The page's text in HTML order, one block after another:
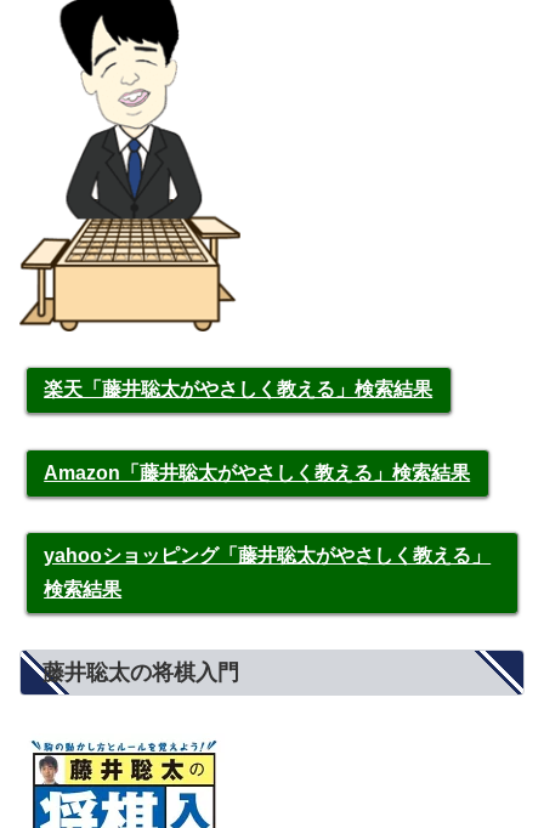
楽天「藤井聡太がやさしく教える」検索結果
Amazon「藤井聡太がやさしく教える」検索結果
yahooショッピング「藤井聡太がやさしく教える」
検索結果
藤井聡太の将棋入門